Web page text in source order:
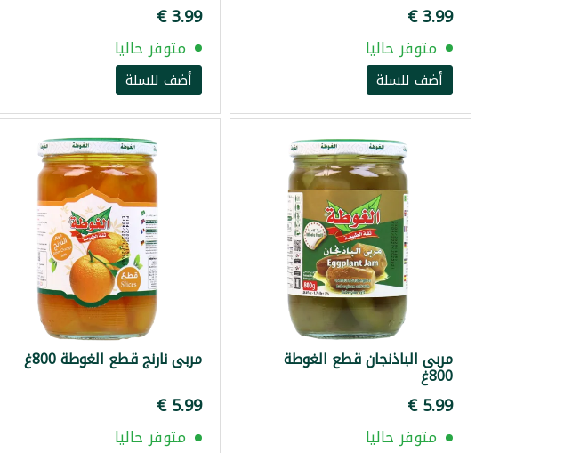
متوفر حاليا
أضف للسلة
‏3.99 €
متوفر حاليا
أضف للسلة
مربى الباذنجان قطع الغوطة
800غ
متوفر حاليا
مربى نارنج قطع الغوطة 800غ
‏5.99 €
متوفر حاليا